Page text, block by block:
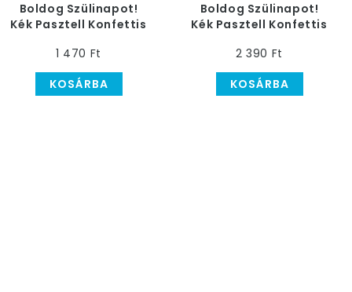
Boldog Szülinapot!
Kék Pasztell Konfettis
1 470 Ft
KOSÁRBA
Boldog Szülinapot!
Kék Pasztell Konfettis
2 390 Ft
KOSÁRBA